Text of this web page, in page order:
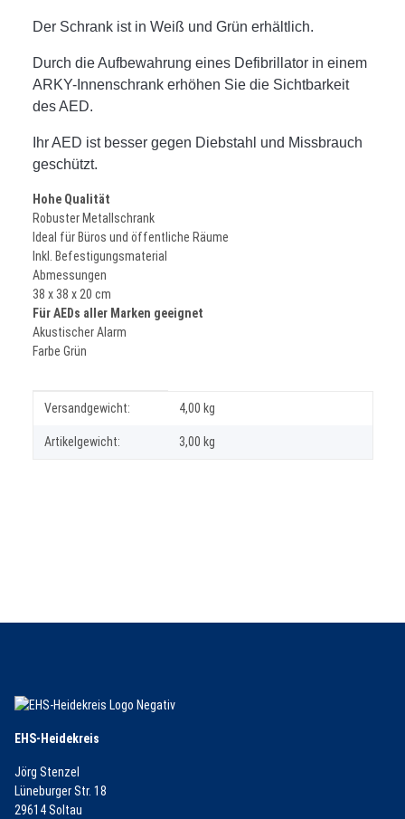
Der Schrank ist in Weiß und Grün erhältlich.
Durch die Aufbewahrung eines Defibrillator in einem
ARKY-Innenschrank erhöhen Sie die Sichtbarkeit
des AED.
Ihr AED ist besser gegen Diebstahl und Missbrauch
geschützt.
Hohe Qualität
Robuster Metallschrank
Ideal für Büros und öffentliche Räume
Inkl. Befestigungsmaterial
Abmessungen
38 x 38 x 20 cm
Für AEDs aller Marken geeignet
Akustischer Alarm
Farbe Grün
Produkteigenschaft
Wert
Versandgewicht: 4,00 kg
Artikelgewicht: 3,00 kg
EHS-Heidekreis
Jörg Stenzel
Lüneburger Str. 18
29614 Soltau